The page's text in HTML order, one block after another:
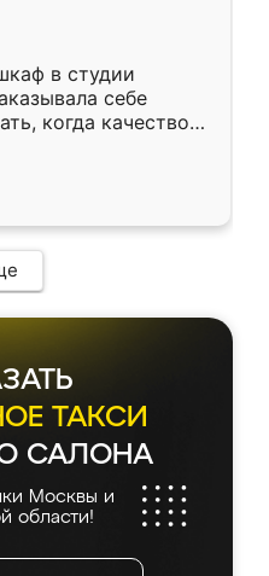
в студии
себе
когда качеством
кухня уже почти
ТАКСИ
САЛОНА
Москвы и
области!